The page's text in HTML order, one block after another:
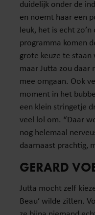
duidelijk onder de
en noemt haar een
leuk, het is echt
programma komen
grote keuze te
maar Jutta zou daar
mee omgaan. Ook
moment in het
een klein stringetje
veel lol om. “Daar
nog helemaal
daarnaast prachtig,
GERARD
Jutta mocht zelf
Beau’ wilde zitten.